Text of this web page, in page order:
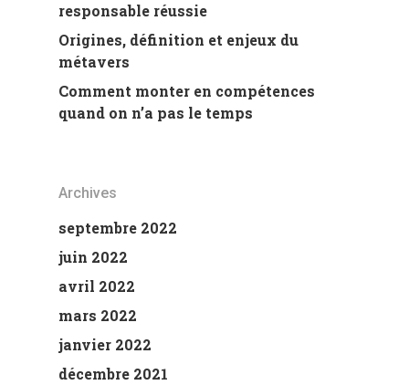
responsable réussie
Origines, définition et enjeux du
métavers
Comment monter en compétences
quand on n’a pas le temps
Archives
septembre 2022
juin 2022
avril 2022
mars 2022
janvier 2022
décembre 2021